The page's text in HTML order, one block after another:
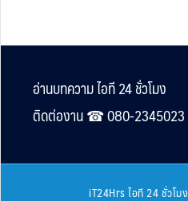
Footer
อ่านบทความ ไอที 24 ชั่วโมง
ติดต่องาน ☎︎ 080-2345023
iT24Hrs ไอที 24 ชั่วโมง